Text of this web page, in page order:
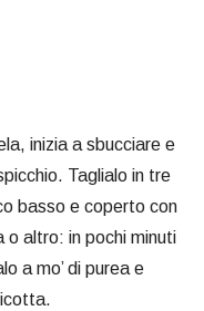
inizia a sbucciare e
Taglialo in tre
basso e coperto con
o altro: in pochi minuti
a mo’ di purea e